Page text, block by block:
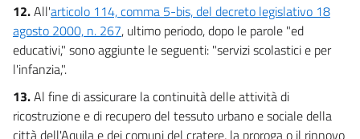
12.All'articolo 114, comma 5-bis, del decreto legislativo 18
agosto 2000, n. 267, ultimo periodo, dopo le parole "ed
educativi," sono aggiunte le seguenti: "servizi scolastici e per
l'infanzia,".
13.Al fine di assicurare la continuità delle attività di
ricostruzione e di recupero del tessuto urbano e sociale della
città dell'Aquila e dei comuni del cratere, la proroga o il rinnovo